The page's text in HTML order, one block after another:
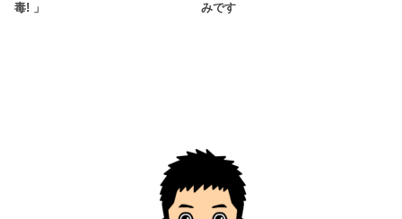
毒! 」
みです